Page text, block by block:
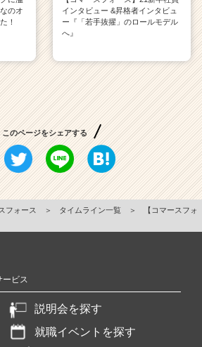
のオ
！
インタビュー &昇格者インタビュ
ー『「若手抜擢」のロールモデル
へ』
このページをシェアする
フォース ＞ タイムライン一覧 ＞
【コマースフォ
ービス
説明会を探す
就職イベントを探す